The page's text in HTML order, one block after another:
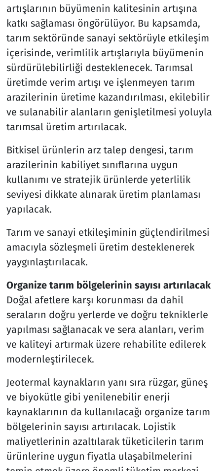
artışlarının büyümenin kalitesinin artışına
katkı sağlaması öngörülüyor. Bu kapsamda,
tarım sektöründe sanayi sektörüyle etkileşim
içerisinde, verimlilik artışlarıyla büyümenin
sürdürülebilirliği desteklenecek. Tarımsal
üretimde verim artışı ve işlenmeyen tarım
arazilerinin üretime kazandırılması, ekilebilir
ve sulanabilir alanların genişletilmesi yoluyla
tarımsal üretim artırılacak.
Bitkisel ürünlerin arz talep dengesi, tarım
arazilerinin kabiliyet sınıflarına uygun
kullanımı ve stratejik ürünlerde yeterlilik
seviyesi dikkate alınarak üretim planlaması
yapılacak.
Tarım ve sanayi etkileşiminin güçlendirilmesi
amacıyla sözleşmeli üretim desteklenerek
yaygınlaştırılacak.
Organize tarım bölgelerinin sayısı artırılacak
Doğal afetlere karşı korunması da dahil
seraların doğru yerlerde ve doğru tekniklerle
yapılması sağlanacak ve sera alanları, verim
ve kaliteyi artırmak üzere rehabilite edilerek
modernleştirilecek.
Jeotermal kaynakların yanı sıra rüzgar, güneş
ve biyokütle gibi yenilenebilir enerji
kaynaklarının da kullanılacağı organize tarım
bölgelerinin sayısı artırılacak. Lojistik
maliyetlerinin azaltılarak tüketicilerin tarım
ürünlerine uygun fiyatla ulaşabilmelerini
Televizyon